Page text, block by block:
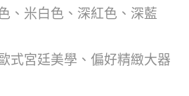
、米白色、深紅色、深藍
式宮廷美學、偏好精緻大器